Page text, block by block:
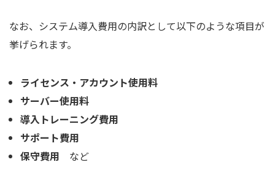
なお、システム導入費用の内訳として以下のような項目が
挙げられます。
ライセンス・アカウント使用料
サーバー使用料
導入トレーニング費用
サポート費用
保守費用 など